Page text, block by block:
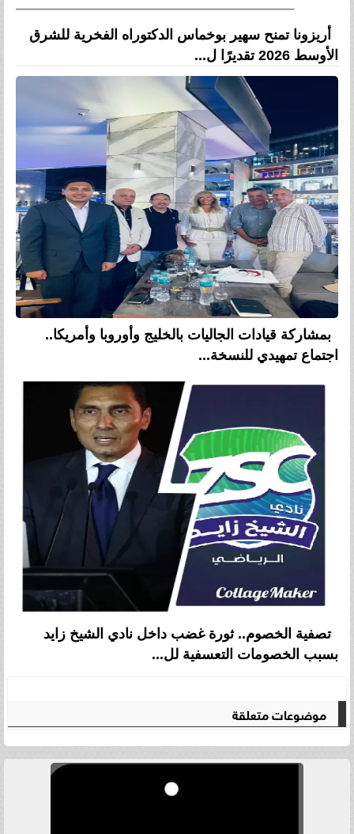
أريزونا تمنح سهير بوخماس الدكتوراه الفخرية للشرق
الأوسط 2026 تقديرًا ل...
بمشاركة قيادات الجاليات بالخليج وأوروبا وأمريكا..
اجتماع تمهيدي للنسخة...
تصفية الخصوم.. ثورة غضب داخل نادي الشيخ زايد
بسبب الخصومات التعسفية لل...
موضوعات متعلقة